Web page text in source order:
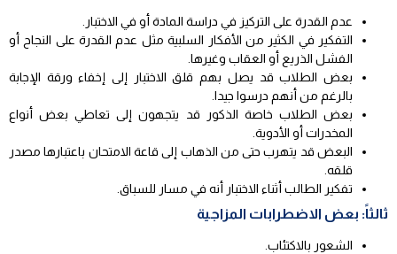
عدم القدرة على التركيز في دراسة المادة أو في الاختبار.
التفكير في الكثير من الأفكار السلبية مثل عدم القدرة على النجاح أو
الفشل الذريع أو العقاب وغيرها.
بعض الطلاب قد يصل بهم قلق الاختبار إلى إخفاء ورقة الإجابة
بالرغم من أنهم درسوا جيدا.
بعض الطلاب خاصة الذكور قد يتجهون إلى تعاطي بعض أنواع
المخدرات أو الأدوية.
البعض قد يتهرب حتى من الذهاب إلى قاعة الامتحان باعتبارها مصدر
قلقه.
تفكير الطالب أثناء الاختبار أنه في مسار للسباق.
ثالثاً: بعض الاضطرابات المزاجية
الشعور بالاكتئاب.